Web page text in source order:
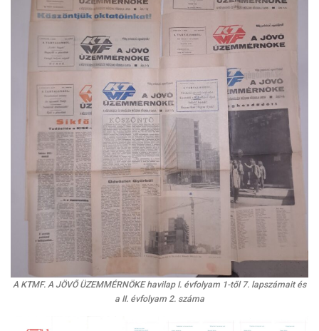
A KTMF. A JÖVŐ ÜZEMMÉRNÖKE havilap I. évfolyam 1-től 7. lapszámait és
a II. évfolyam 2. száma